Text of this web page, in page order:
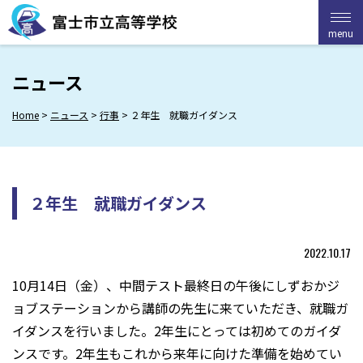
Skip
to
content
ニュース
Home > ニュース > 行事 > ２年生 就職ガイダンス
２年生 就職ガイダンス
2022.10.17
10月14日（金）、中間テスト最終日の午後にしずおかジ
ョブステーションから講師の先生に来ていただき、就職ガ
イダンスを行いました。2年生にとっては初めてのガイダ
ンスです。2年生もこれから来年に向けた準備を始めてい
menu
menu